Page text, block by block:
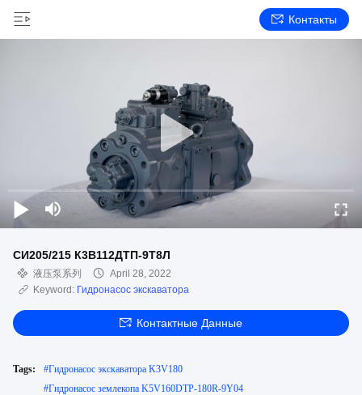
Контакты
СИ205/215 К3В112ДТП-9Т8Л
液压泵系列
April 28, 2022
Keyword: Гидронасос экскаватора
Контактные Данные
Tags: #Гидронасос экскаватора K3V180
#Гидронасос землекопа K5V160DTP-180R-9Y04